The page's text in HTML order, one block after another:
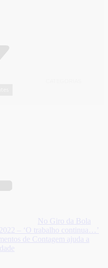
No Giro da Bola
– ‘O trabalho continua…’
de Contagem ajuda a